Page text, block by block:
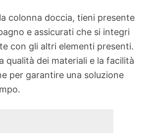
colonna doccia, tieni presente
e assicurati che si integri
con gli altri elementi presenti.
qualità dei materiali e la facilità
per garantire una soluzione